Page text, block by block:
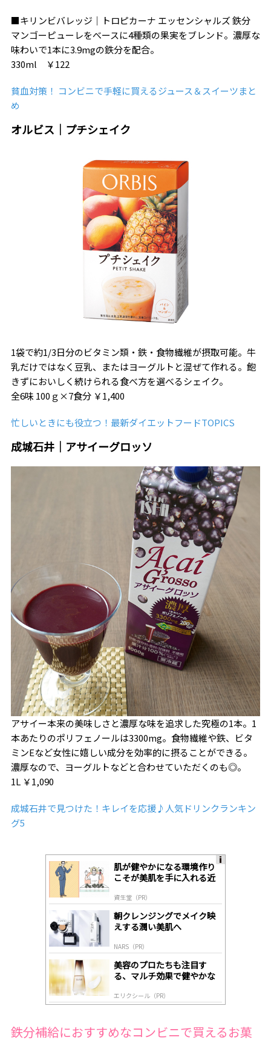
■キリンビバレッジ｜トロピカーナ エッセンシャルズ 鉄分
マンゴーピューレをべースに4種類の果実をブレンド。濃厚な
味わいで1本に3.9mgの鉄分を配合。
330ml ￥122
貧血対策！ コンビニで手軽に買えるジュース＆スイーツまと
め
オルビス｜プチシェイク
1袋で約1/3日分のビタミン類・鉄・食物繊維が摂取可能。牛
乳だけではなく豆乳、またはヨーグルトと混ぜて作れる。飽
きずにおいしく続けられる食べ方を選べるシェイク。
全6味 100ｇ×7食分 ￥1,400
忙しいときにも役立つ！最新ダイエットフードTOPICS
成城石井｜アサイーグロッソ
アサイー本来の美味しさと濃厚な味を追求した究極の1本。1
本あたりのポリフェノールは3300mg。食物繊維や鉄、ビタ
ミンEなど女性に嬉しい成分を効率的に摂ることができる。
濃厚なので、ヨーグルトなどと合わせていただくのも◎。
1L ￥1,090
成城石井で見つけた！キレイを応援♪人気ドリンクランキン
グ5
肌が健やかになる環境作り
こそが美肌を手に入れる近
資生堂（PR）
朝クレンジングでメイク映
えする潤い美肌へ
NARS（PR）
美容のプロたちも注目す
る、マルチ効果で健やかな
エリクシール（PR）
鉄分補給におすすめなコンビニで買えるお菓